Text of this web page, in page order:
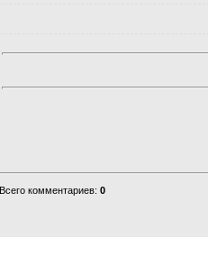
Всего комментариев: 0